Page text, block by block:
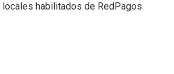
habilitados de RedPagos.